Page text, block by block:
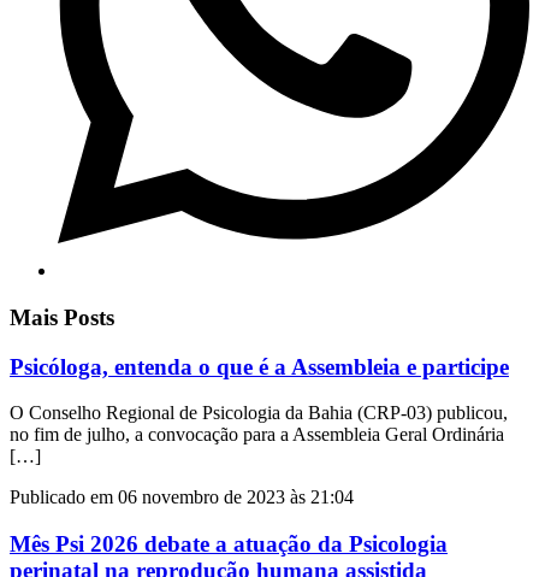
Mais Posts
Psicóloga, entenda o que é a Assembleia e participe
O Conselho Regional de Psicologia da Bahia (CRP-03) publicou,
no fim de julho, a convocação para a Assembleia Geral Ordinária
[…]
Publicado em 06 novembro de 2023 às 21:04
Mês Psi 2026 debate a atuação da Psicologia
perinatal na reprodução humana assistida